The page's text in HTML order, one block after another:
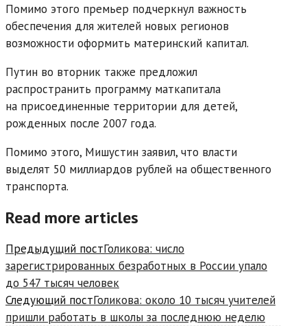
Помимо этого премьер подчеркнул важность
обеспечения для жителей новых регионов
возможности оформить материнский капитал.
Путин во вторник также предложил
распространить программу маткапитала
на присоединенные территории для детей,
рожденных после 2007 года.
Помимо этого, Мишустин заявил, что власти
выделят 50 миллиардов рублей на общественного
транспорта.
Read more articles
Предыдущий постГоликова: число
зарегистрированных безработных в России упало
до 547 тысяч человек
Следующий постГоликова: около 10 тысяч учителей
пришли работать в школы за последнюю неделю